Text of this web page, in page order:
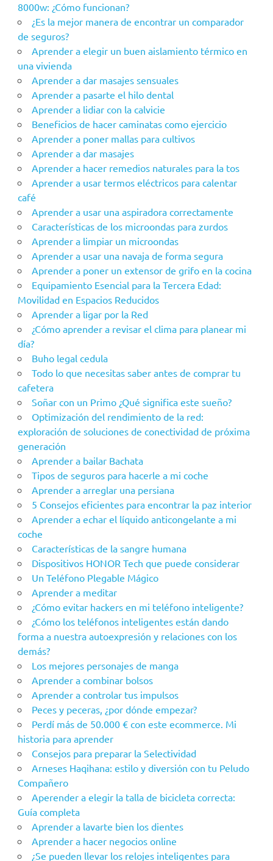
8000w: ¿Cómo funcionan?
¿Es la mejor manera de encontrar un comparador
de seguros?
Aprender a elegir un buen aislamiento térmico en
una vivienda
Aprender a dar masajes sensuales
Aprender a pasarte el hilo dental
Aprender a lidiar con la calvicie
Beneficios de hacer caminatas como ejercicio
Aprender a poner mallas para cultivos
Aprender a dar masajes
Aprender a hacer remedios naturales para la tos
Aprender a usar termos eléctricos para calentar
café
Aprender a usar una aspiradora correctamente
Características de los microondas para zurdos
Aprender a limpiar un microondas
Aprender a usar una navaja de forma segura
Aprender a poner un extensor de grifo en la cocina
Equipamiento Esencial para la Tercera Edad:
Movilidad en Espacios Reducidos
Aprender a ligar por la Red
¿Cómo aprender a revisar el clima para planear mi
día?
Buho legal cedula
Todo lo que necesitas saber antes de comprar tu
cafetera
Soñar con un Primo ¿Qué significa este sueño?
Optimización del rendimiento de la red:
exploración de soluciones de conectividad de próxima
generación
Aprender a bailar Bachata
Tipos de seguros para hacerle a mi coche
Aprender a arreglar una persiana
5 Consejos eficientes para encontrar la paz interior
Aprender a echar el líquido anticongelante a mi
coche
Características de la sangre humana
Dispositivos HONOR Tech que puede considerar
Un Teléfono Plegable Mágico
Aprender a meditar
¿Cómo evitar hackers en mi teléfono inteligente?
¿Cómo los teléfonos inteligentes están dando
forma a nuestra autoexpresión y relaciones con los
demás?
Los mejores personajes de manga
Aprender a combinar bolsos
Aprender a controlar tus impulsos
Peces y peceras, ¿por dónde empezar?
Perdí más de 50.000 € con este ecommerce. Mi
historia para aprender
Consejos para preparar la Selectividad
Arneses Haqihana: estilo y diversión con tu Peludo
Compañero
Aperender a elegir la talla de bicicleta correcta:
Guía completa
Aprender a lavarte bien los dientes
Aprender a hacer negocios online
¿Se pueden llevar los relojes inteligentes para